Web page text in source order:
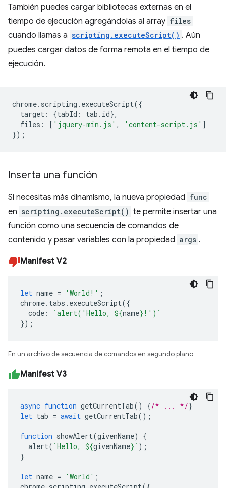
También puedes cargar bibliotecas externas en el
tiempo de ejecución agregándolas al array files
cuando llamas a scripting.executeScript() . Aún
puedes cargar datos de forma remota en el tiempo de
ejecución.
chrome. scripting . executeScript({
target : {tabId : tab . id},
files : [ 'jquery-min.js' , 'content-script.js' ]
});
Inserta una función
Si necesitas más dinamismo, la nueva propiedad func
en scripting.executeScript() te permite insertar una
función como una secuencia de comandos de
contenido y pasar variables con la propiedad args .
Manifest V2
let name = 'World!' ;
chrome. tabs . executeScript({
code : `alert('Hello, ${name} !')`
});
En un archivo de secuencia de comandos en segundo plano
Manifest V3
async function getCurrentTab() {/* ... */}
let tab = await getCurrentTab();
function showAlert(givenName)
{
alert( `Hello, ${givenName} ` );
}
let name = 'World' ;